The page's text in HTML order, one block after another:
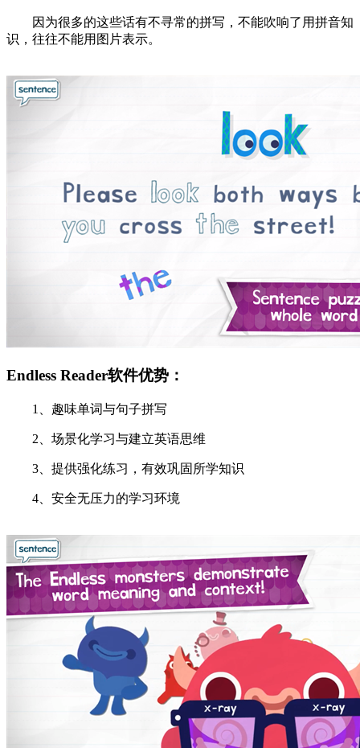
因为很多的这些话有不寻常的拼写，不能吹响了用拼音知
识，往往不能用图片表示。
Endless Reader软件优势：
1、趣味单词与句子拼写
2、场景化学习与建立英语思维
3、提供强化练习，有效巩固所学知识
4、安全无压力的学习环境